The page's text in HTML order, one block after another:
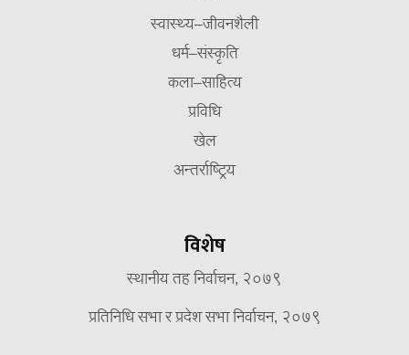
स्वास्थ्य–जीवनशैली
धर्म–संस्कृति
कला–साहित्य
प्रविधि
खेल
अन्तर्राष्ट्रिय
विशेष
स्थानीय तह निर्वाचन, २०७९
प्रतिनिधि सभा र प्रदेश सभा निर्वाचन, २०७९